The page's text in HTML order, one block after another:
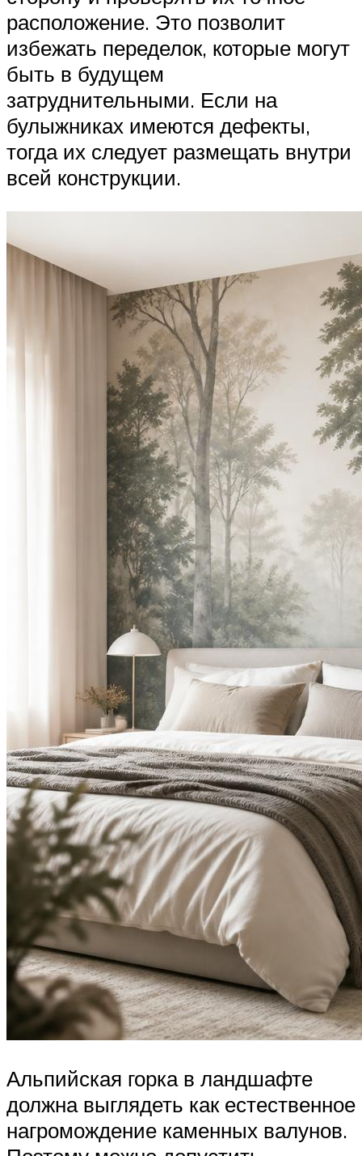
расположение. Это позволит
избежать переделок, которые могут
быть в будущем
затруднительными. Если на
булыжниках имеются дефекты,
тогда их следует размещать внутри
всей конструкции.
Альпийская горка в ландшафте
должна выглядеть как естественное
нагромождение каменных валунов.